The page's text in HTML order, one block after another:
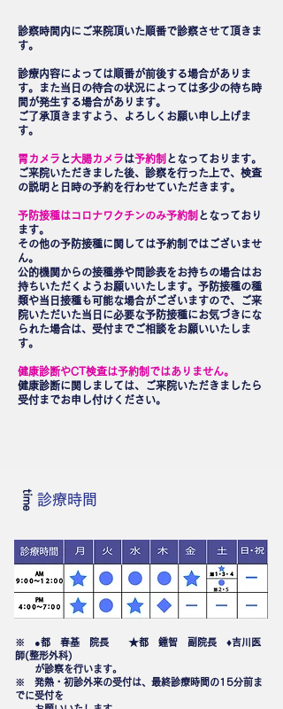
診察時間内にご来院頂いた順番で診察させて頂きま
す。
診療内容によっては順番が前後する場合がありま
す。また当日の待合の状況によっては多少の待ち時
間が発生する場合があります。
ご了承頂きますよう、よろしくお願い申し上げま
す。
胃カメラ と大腸カメラは予約制 となっております。
ご来院いただきました後、診察を行った上で、検査
の説明と日時の予約を行わせていただきます。
予防接種はコロナワクチンのみ予約制 となっており
ます。
その他の予防接種に関しては予約制ではございませ
ん。
公的機関からの接種券や問診表をお持ちの場合はお
持ちいただくようお願いいたします。予防接種の種
類や当日接種も可能な場合がございますので、ご来
院いただいた当日に必要な予防接種にお気づきにな
られた場合は、受付までご相談をお願いいたしま
す。
健康診断やCT検査は予約制ではありません。
健康診断に関しましては、ご来院いただきましたら
受付までお申し付けください。
time 診療時間
※ ●都 春基 院長 ★都 鍾智 副院長 ♦吉川
医
師(整形外科)
が診察を行います。
※ 発熱・初診外来の受付は、最終診療時間の15分前ま
でに受付を